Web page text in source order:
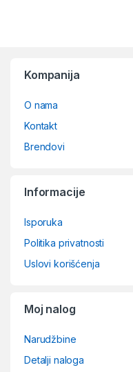
Kompanija
O nama
Kontakt
Brendovi
Informacije
Isporuka
Politika privatnosti
Uslovi korišćenja
Moj nalog
Narudžbine
Detalji naloga